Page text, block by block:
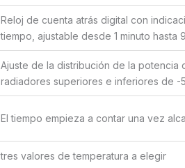
Reloj de cuenta atrás digital con
tiempo, ajustable desde 1 minuto hasta
Ajuste de la distribución de la
radiadores superiores e inferiores de -
El tiempo empieza a contar una vez
tres valores de temperatura a elegir